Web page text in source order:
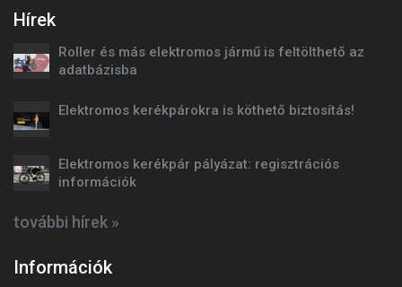
Hírek
Roller és más elektromos jármű is feltölthető az
adatbázisba
Elektromos kerékpárokra is köthető biztosítás!
Elektromos kerékpár pályázat: regisztrációs
információk
további hírek »
Információk